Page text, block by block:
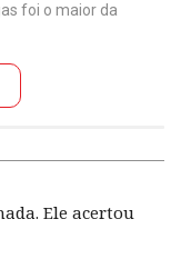
foi o maior da
Ele acertou